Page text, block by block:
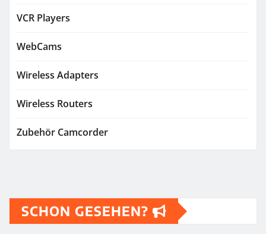
VCR Players
WebCams
Wireless Adapters
Wireless Routers
Zubehör Camcorder
SCHON GESEHEN?